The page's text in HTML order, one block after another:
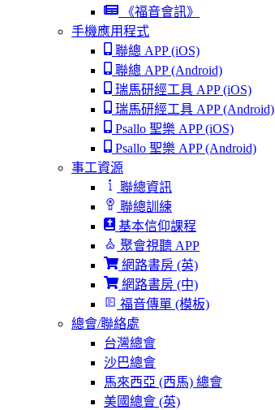
《福音會訊》
手機應用程式
聯總 APP (iOS)
聯總 APP (Android)
瑞馬研經工具 APP (iOS)
瑞馬研經工具 APP (Android)
Psallo 聖樂 APP (iOS)
Psallo 聖樂 APP (Android)
事工資源
聯總資訊
聯總訓練
基本信仰課程
聚會視聽 APP
網路書房 (英)
網路書房 (中)
福音傳單 (模板)
總會/聯絡處
台灣總會
沙巴總會
馬來西亞 (西馬) 總會
美國總會 (英)